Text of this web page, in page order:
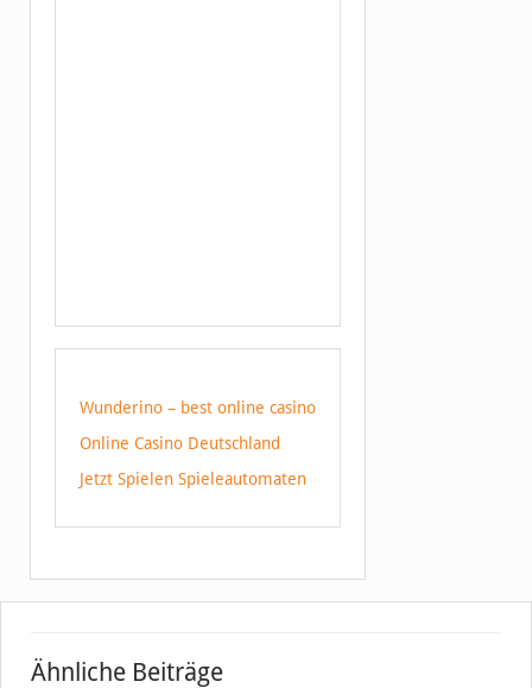
Wunderino – best online casino
Online Casino Deutschland
Jetzt Spielen Spieleautomaten
Ähnliche Beiträge